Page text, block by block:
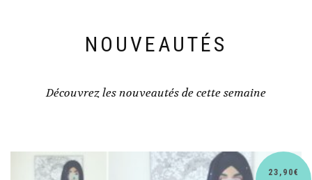
NOUVEAUTÉS
Découvrez les nouveautés de cette semaine
30,90